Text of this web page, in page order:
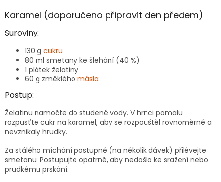
Karamel (doporučeno připravit den předem)
Suroviny:
130 g cukru
80 ml smetany ke šlehání (40 %)
1 plátek želatiny
60 g změklého másla
Postup:
Želatinu namočte do studené vody. V hrnci pomalu
rozpusťte cukr na karamel, aby se rozpouštěl rovnoměrně a
nevznikaly hrudky.
Za stálého míchání postupně (na několik dávek) přilévejte
smetanu. Postupujte opatrně, aby nedošlo ke sražení nebo
prudkému prskání.